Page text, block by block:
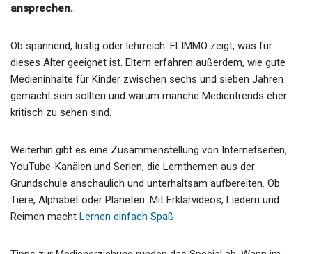
ansprechen.
Ob spannend, lustig oder lehrreich: FLIMMO zeigt, was für
dieses Alter geeignet ist. Eltern erfahren außerdem, wie gute
Medieninhalte für Kinder zwischen sechs und sieben Jahren
gemacht sein sollten und warum manche Medientrends eher
kritisch zu sehen sind.
Weiterhin gibt es eine Zusammenstellung von Internetseiten,
YouTube-Kanälen und Serien, die Lernthemen aus der
Grundschule anschaulich und unterhaltsam aufbereiten. Ob
Tiere, Alphabet oder Planeten: Mit Erklärvideos, Liedern und
Reimen macht Lernen einfach Spaß.